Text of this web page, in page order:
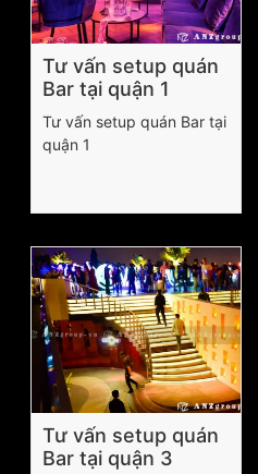
Tư vấn setup quán
Bar tại quận 1
Tư vấn setup quán Bar tại
quận 1
Tư vấn setup quán
Bar tại quận 3